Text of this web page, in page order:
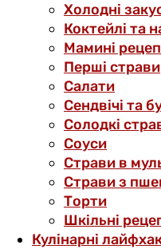
Холодні
Коктейлі та
Мамині
Перші страви
Салати
Сендвічі та
Солодкі
Соуси
Страви в
Страви з
Торти
Шкільні
Кулінарні